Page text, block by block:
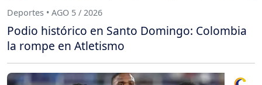
Deportes • AGO 5 / 2026
Podio histórico en Santo Domingo: Colombia
la rompe en Atletismo